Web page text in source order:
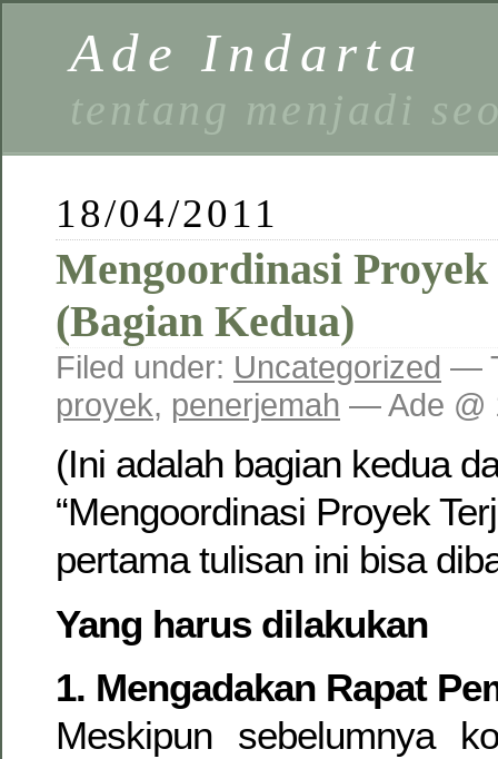
Ade Indarta
tentang menjadi
18/04/2011
Mengoordinasi
(Bagian Kedua)
Filed under: Uncategorized —
proyek, penerjemah — Ade @
(Ini adalah bagian kedua
“Mengoordinasi Proyek
pertama tulisan ini bisa
Yang harus dilakukan
1. Mengadakan Rapat
Meskipun sebelumnya